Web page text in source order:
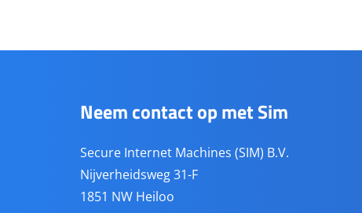
Neem contact op met Sim
Secure Internet Machines (SIM) B.V.
Nijverheidsweg 31-F
1851 NW Heiloo